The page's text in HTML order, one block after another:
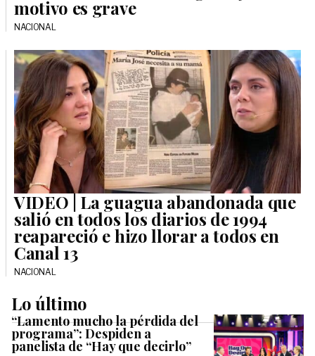
motivo es grave
NACIONAL
VIDEO | La guagua abandonada que
salió en todos los diarios de 1994
reapareció e hizo llorar a todos en
Canal 13
NACIONAL
Lo último
“Lamento mucho la pérdida del
programa”: Despiden a
panelista de “Hay que decirlo”